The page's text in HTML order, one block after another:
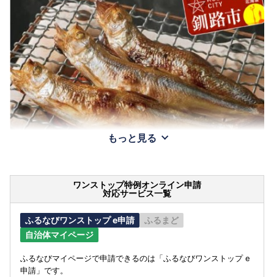
もっと見る
ワンストップ特例オンライン申請
対応サービス一覧
ふるなびワンストップ e申請
ふるまど
自治体マイページ
ふるなびマイページで申請できるのは「ふるなびワンストップ e
申請」です。